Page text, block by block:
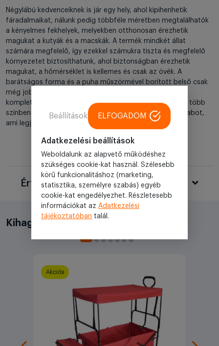
Négylábú kedvenceiknek is jár egy hely, ahol kipihenhetik
fáradalmaikat, nálunk pedig többféle méretben megtalálhatók
a kényelmes fekhelyek, melyekben otthonosan érezhetik
magukat a kutyák és a macskák. A termék mindkét állat
számára megfelelő, így ezekkel számukra tiszta és megfelelő
környezetet biztosíthatunk, ahol biztonságban érezhetik
magukat, a hőmérséklet is kellemes és csak az övék. A
barátságos forma és a puha műszörmével borított belső csak
még jobbá teszi a fekhelyet, ami ráadásul mosható is
kompletten, maximum 30 fokon, kímélő mosással. Mivel több
színben is elérhető, könnyedén kiválaszthatjuk azt a darabot,
ami legjobban illeszkedik lakóterünk dizájnjához.
Értékelések
Kihagyhatatlan akciók
Akciós
Adatkezelési beállítások
Weboldalunk az alapvető működéshez
szükséges cookie-kat használ. Szélesebb
körű funkcionalitáshoz (marketing,
statisztika, személyre szabás) egyéb
cookie-kat engedélyezhet. Részletesebb
információkat az Adatkezelési
tájékoztatóban talál.
Beállítások ELFOGADOM